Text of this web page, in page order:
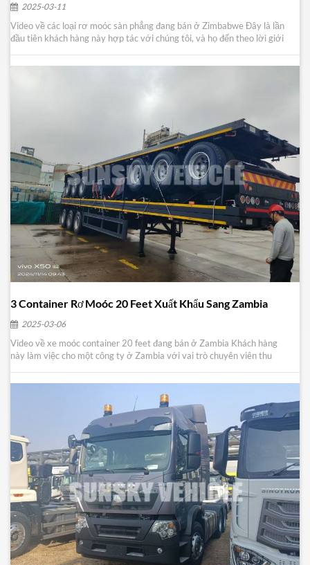
2025-03-11
Video về các loại rơ moóc sàn phẳng đang bán ở Zimbabwe Đây là lần
đầu tiên khách hàng này hợp tác với chúng tôi, và họ đến theo lời giới
3 Container Rơ Moóc 20 Feet Xuất Khẩu Sang Zambia
2025-03-06
Video về xe moóc container 20 feet đang bán ở Zambia Khách hàng
này làm việc cho một công ty ở Zambia với vai trò chuyên viên thu
ấy đã mua rơ moóc thùng kín vì rơ moóc ...